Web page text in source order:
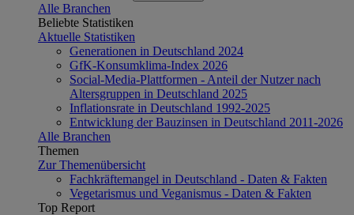
Alle Branchen
Beliebte Statistiken
Aktuelle Statistiken
Generationen in Deutschland 2024
GfK-Konsumklima-Index 2026
Social-Media-Plattformen - Anteil der Nutzer nach
Altersgruppen in Deutschland 2025
Inflationsrate in Deutschland 1992-2025
Entwicklung der Bauzinsen in Deutschland 2011-2026
Alle Branchen
Themen
Zur Themenübersicht
Fachkräftemangel in Deutschland - Daten & Fakten
Vegetarismus und Veganismus - Daten & Fakten
Top Report